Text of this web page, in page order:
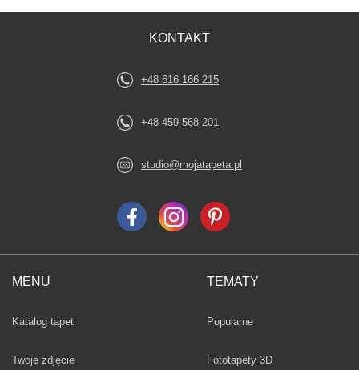
MENU
Katalog tapet
Twoje zdjęcie
TEMATY
Fototapety
Popularne
Fototapety 3D
KONTAKT
+48 616 166 215
+48 459 568 201
studio@mojatapeta.pl